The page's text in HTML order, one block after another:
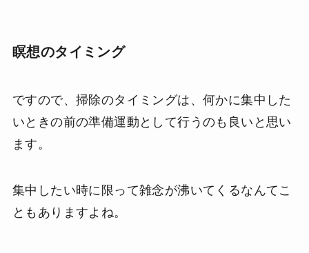
瞑想のタイミング
ですので、掃除のタイミングは、何かに集中した
いときの前の準備運動として行うのも良いと思い
ます。
集中したい時に限って雑念が沸いてくるなんてこ
ともありますよね。